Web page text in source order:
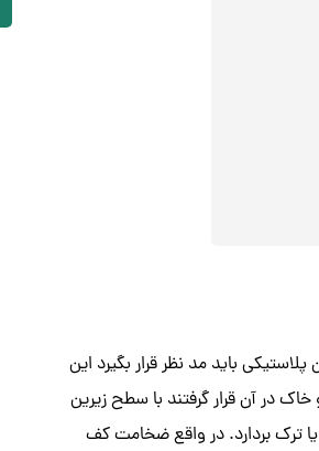
گلدان پلاستیکی باید مد نظر قرار بگیرد این
در آن قرار گرفتند با سطح زیرین
ترک بردارد. در واقع ضخامت کف